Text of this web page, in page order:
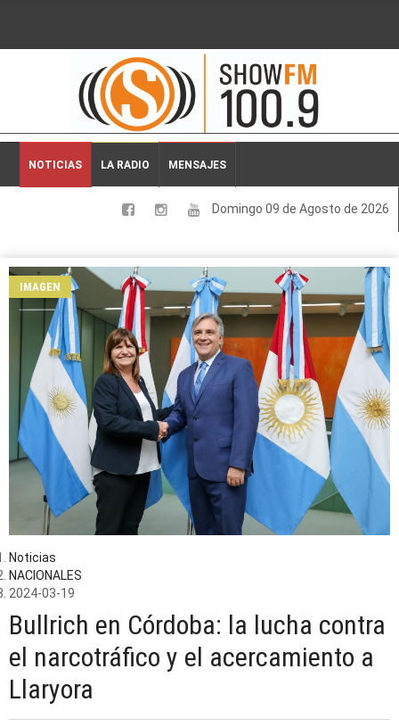
2026-08-09 03:42:55
NOTICIAS LA RADIO MENSAJES
Domingo 09 de Agosto de 2026
LOCALES
DEPORTES
ESPECTACULOS
INTERNACIONALES
IMAGEN
Noticias
NACIONALES
2024-03-19
Bullrich en Córdoba: la lucha contra
el narcotráfico y el acercamiento a
Llaryora